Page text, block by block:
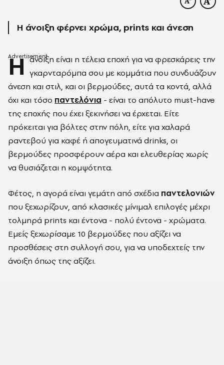
Η άνοιξη φέρνει χρώμα, prints και άνεση
Η άνοιξη είναι η τέλεια εποχή για να φρεσκάρεις την
γκαρνταρόμπα σου με κομμάτια που συνδυάζουν
άνεση και στιλ, και οι βερμούδες, αυτά τα κοντά, αλλά
όχι και τόσο παντελόνια - είναι το απόλυτο must-have
της εποχής που έχει ξεκινήσει να έρχεται. Είτε
πρόκειται για βόλτες στην πόλη, είτε για χαλαρά
ραντεβού για καφέ ή απογευματινά drinks, οι
βερμούδες προσφέρουν αέρα και ελευθερίας χωρίς
να θυσιάζεται η κομψότητα.
Φέτος, η αγορά είναι γεμάτη από σχέδια παντελονιών
που ξεχωρίζουν, από κλασικές μίνιμαλ επιλογές μέχρι
τολμηρά prints και έντονα - πολύ έντονα - χρώματα.
Εμείς ξεχωρίσαμε 10 βερμούδες που αξίζει να
προσθέσεις στη συλλογή σου, για να υποδεχτείς την
άνοιξη όπως της αξίζει.